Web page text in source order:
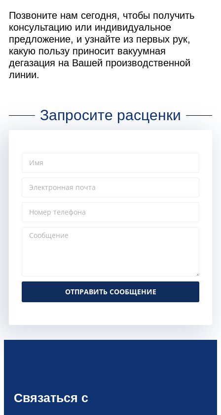
Позвоните нам сегодня, чтобы получить
консультацию или индивидуальное
предложение, и узнайте из первых рук,
какую пользу приносит вакуумная
дегазация на Вашей производственной
линии.
Запросите расценки
ОТПРАВИТЬ СООБЩЕНИЕ
Связаться с